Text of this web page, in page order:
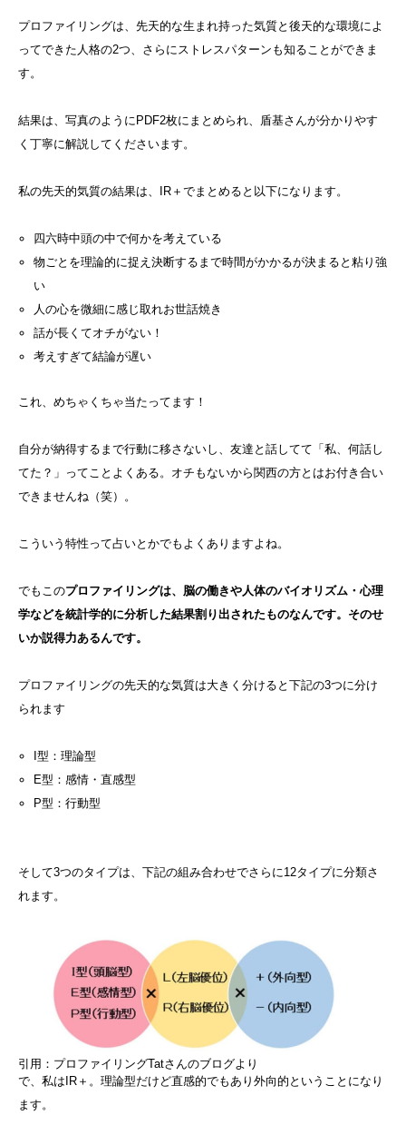
プロファイリングは、先天的な生まれ持った気質と後天的な環境によ
ってできた人格の2つ、さらにストレスパターンも知ることができま
す。
結果は、写真のようにPDF2枚にまとめられ、盾基さんが分かりやす
く丁寧に解説してくださいます。
私の先天的気質の結果は、IR＋でまとめると以下になります。
四六時中頭の中で何かを考えている
物ごとを理論的に捉え決断するまで時間がかかるが決まると粘り強
い
人の心を微細に感じ取れお世話焼き
話が長くてオチがない！
考えすぎて結論が遅い
これ、めちゃくちゃ当たってます！
自分が納得するまで行動に移さないし、友達と話してて「私、何話し
てた？」ってことよくある。オチもないから関西の方とはお付き合い
できませんね（笑）。
こういう特性って占いとかでもよくありますよね。
でもこのプロファイリングは、脳の働きや人体のバイオリズム・心理
学などを統計学的に分析した結果割り出されたものなんです。そのせ
いか説得力あるんです。
プロファイリングの先天的な気質は大きく分けると下記の3つに分け
られます
I型：理論型
E型：感情・直感型
P型：行動型
そして3つのタイプは、下記の組み合わせでさらに12タイプに分類さ
れます。
引用：プロファイリングTatさんのブログより
で、私はIR＋。理論型だけど直感的でもあり外向的ということになり
ます。